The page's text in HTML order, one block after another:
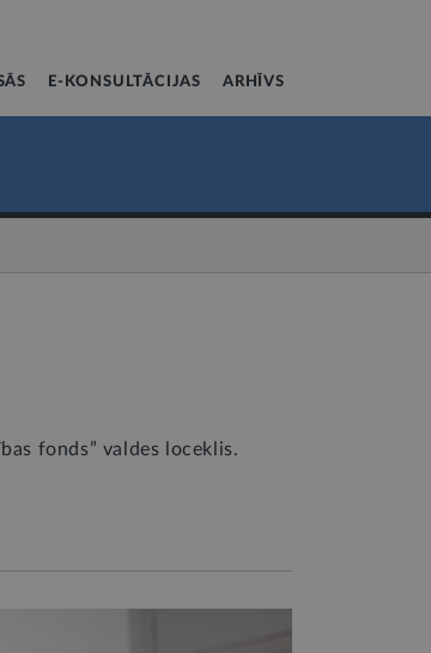
E-KONSULTĀCIJAS ARHĪVS
fonds” valdes loceklis.